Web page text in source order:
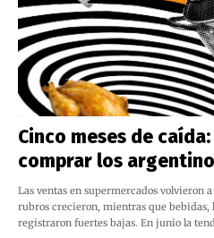
Cinco meses de
comprar los
Las ventas en supermercados volvieron
rubros crecieron, mientras que bebidas,
registraron fuertes bajas. En junio la